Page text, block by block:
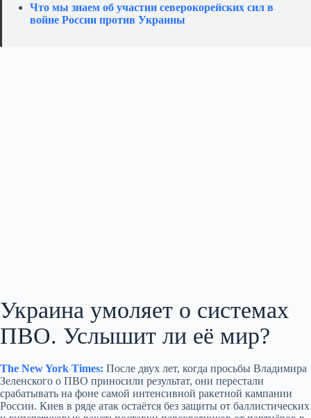
Что мы знаем об участии северокорейских сил в
войне России против Украины
Украина умоляет о системах
ПВО. Услышит ли её мир?
The New York Times: После двух лет, когда просьбы Владимира
Зеленского о ПВО приносили результат, они перестали
срабатывать на фоне самой интенсивной ракетной кампании
России. Киев в ряде атак остаётся без защиты от баллистических